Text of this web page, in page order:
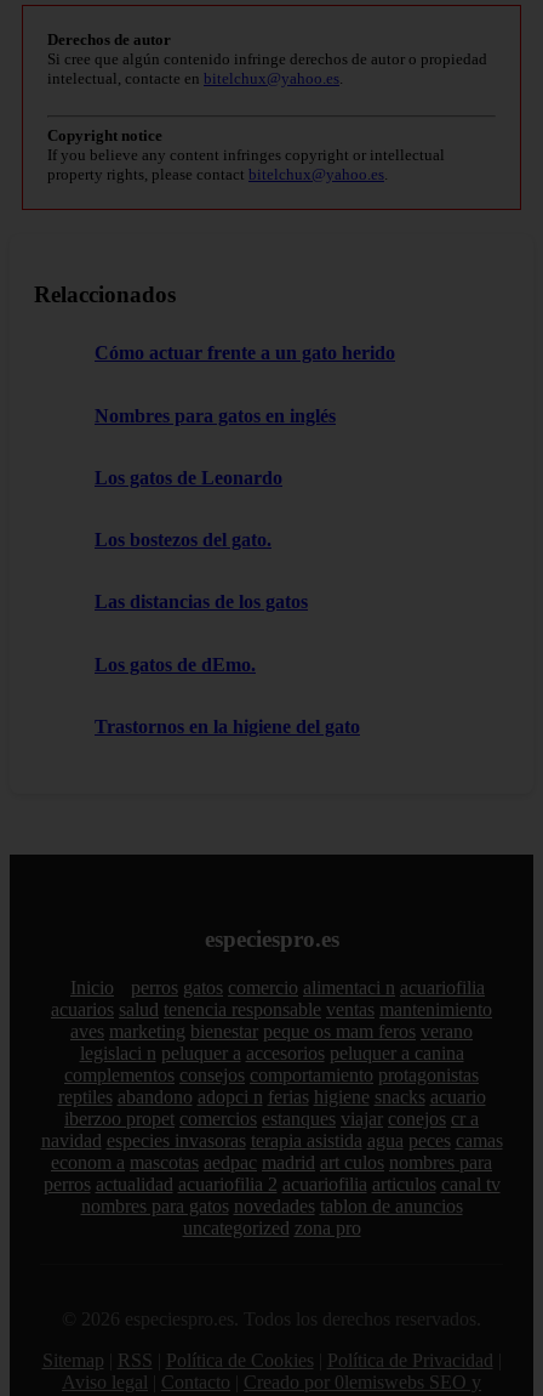
Derechos de autor
Si cree que algún contenido infringe derechos de autor o propiedad
intelectual, contacte en bitelchux@yahoo.es
Copyright notice
If you believe any content infringes copyright or intellectual
property rights, please contact bitelchux@yahoo.es
Relaccionados
Cómo actuar frente a un gato herido
Nombres para gatos en inglés
Los gatos de Leonardo
Los bostezos del gato.
Las distancias de los gatos
Los gatos de dEmo.
Trastornos en la higiene del gato
especiespro.es
Inicio perros gatos comercio alimentaci n acuariofilia
acuarios salud tenencia responsable ventas mantenimiento
aves marketing bienestar peque os mam feros verano
legislaci n peluquer a accesorios peluquer a canina
complementos consejos comportamiento protagonistas
reptiles abandono adopci n ferias higiene snacks acuario
iberzoo propet comercios estanques viajar conejos cr a
navidad especies invasoras terapia asistida agua peces camas
econom a mascotas aedpac madrid art culos nombres para
perros actualidad acuariofilia 2 acuariofilia articulos canal tv
nombres para gatos novedades tablon de anuncios
uncategorized zona pro
© 2026 especiespro.es. Todos los derechos reservados.
Sitemap
RSS Política de Cookies Política de Privacidad
Aviso legal
Contacto
Creado por 0lemiswebs SEO y